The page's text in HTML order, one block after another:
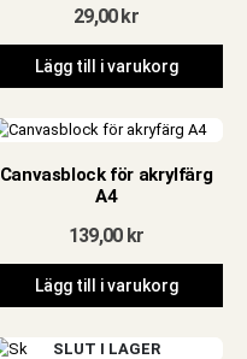
29,00kr
Lägg till i varukorg
Canvasblock för akrylfärg
A4
139,00 kr
Lägg till i varukorg
SLUT I LAGER